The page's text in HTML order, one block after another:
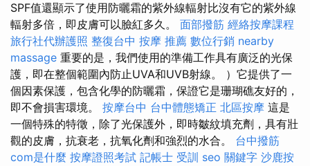
SPF值還顯示了使用防曬霜的紫外線輻射比沒有它的紫外線
輻射多倍，即皮膚可以臉紅多久。 面部撥筋 經絡按摩課程
旅行社代辦護照 整復台中 按摩 推薦 數位行銷 nearby
massage 重要的是，我們使用的準備工作具有廣泛的光保
護，即在整個範圍內防止UVA和UVB射線。 ）它提供了一
個因素保護，包含化學的防曬霜，保證它是珊瑚礁友好的，
即不會損害環境。 按摩台中 台中體態矯正 北區按摩 這是
一個特殊的特徵，除了光保護外，即時皺紋填充劑，具有壯
觀的皮膚，抗衰老，抗氧化劑和強烈的水合。 台中撥筋
com是什麼 按摩證照考試 記帳士 受訓 seo 關鍵字 沙鹿按